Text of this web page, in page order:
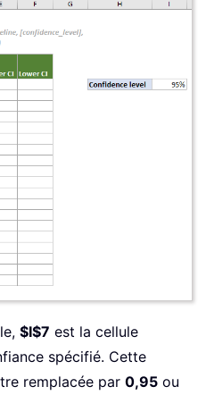
$I$7 est la cellule
spécifié. Cette
remplacée par 0,95 ou